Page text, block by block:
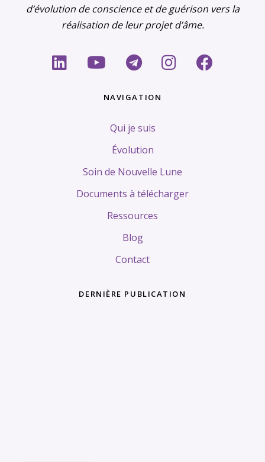
d’évolution de conscience et de guérison vers la
réalisation de leur projet d’âme.
NAVIGATION
Qui je suis
Évolution
Soin de Nouvelle Lune
Documents à télécharger
Ressources
Blog
Contact
DERNIÈRE PUBLICATION